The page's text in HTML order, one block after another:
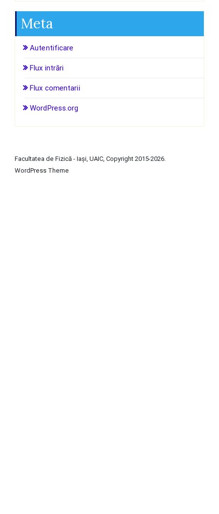
Meta
Autentificare
Flux intrări
Flux comentarii
WordPress.org
Facultatea de Fizică - Iași, UAIC, Copyright 2015-2026.
WordPress Theme